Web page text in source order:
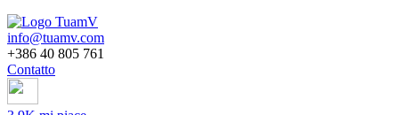
info@tuamv.com
+386 40 805 761
Contatto